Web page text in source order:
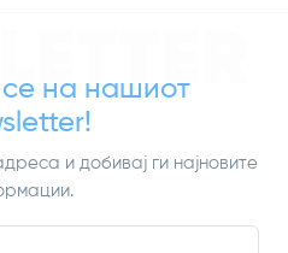
се на нашиот
и добивај ги најновите